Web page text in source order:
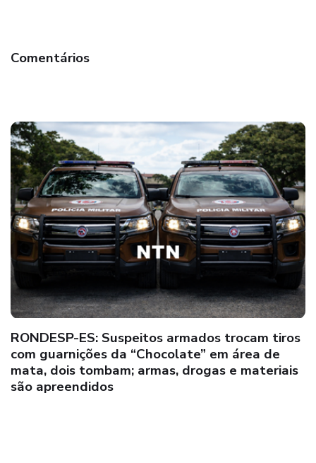
Comentários
Suspeito comete crime de “Feminicídio” no
distrito de Santo Antônio, em Teixeira de
Freitas; executor foge após o crime